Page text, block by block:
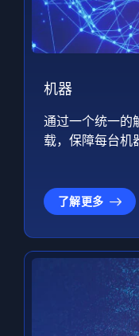
机器
通过一个统一的
载，保障每台机
了解更多